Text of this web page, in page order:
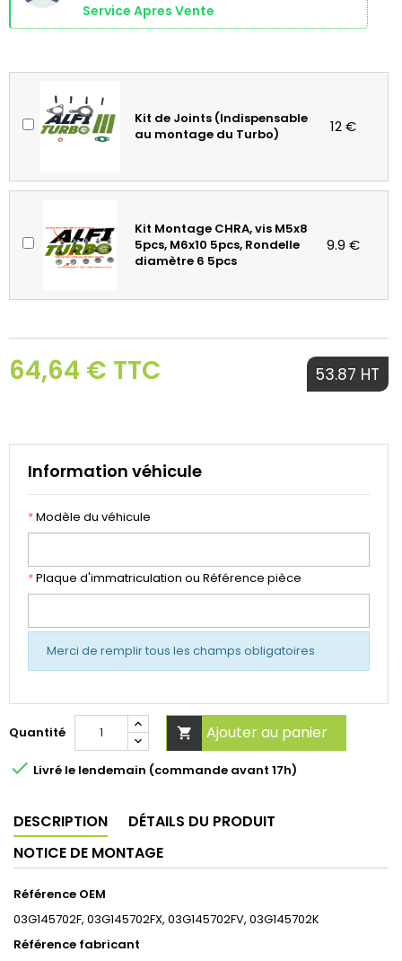
Service Apres Vente
Kit de Joints (Indispensable
au montage du Turbo)
12 €
Kit Montage CHRA, vis M5x8
5pcs, M6x10 5pcs, Rondelle
diamètre 6 5pcs
9.9 €
64,64 € TTC 53.87 HT
Information véhicule
*Modèle du véhicule
*Plaque d'immatriculation ou Référence pièce
Merci de remplir tous les champs obligatoires
Quantité  Ajouter au panier
 Livré le lendemain (commande avant 17h)
DESCRIPTION
DÉTAILS DU PRODUIT
NOTICE DE MONTAGE
Référence OEM
03G145702F, 03G145702FX, 03G145702FV, 03G145702K
Référence fabricant